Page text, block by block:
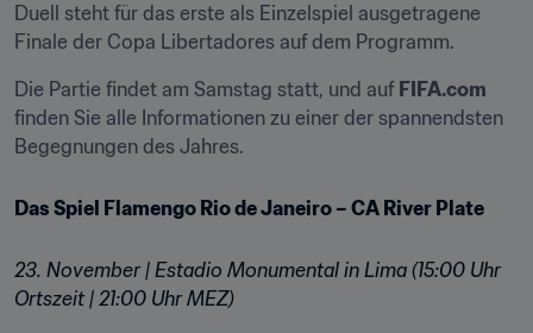
Duell steht für das erste als Einzelspiel ausgetragene
Finale der Copa Libertadores auf dem Programm.
Die Partie findet am Samstag statt, und auf FIFA.com
finden Sie alle Informationen zu einer der spannendsten
Begegnungen des Jahres.
Das Spiel Flamengo Rio de Janeiro – CA River Plate
23. November | Estadio Monumental in Lima (15:00 Uhr
Ortszeit | 21:00 Uhr MEZ)